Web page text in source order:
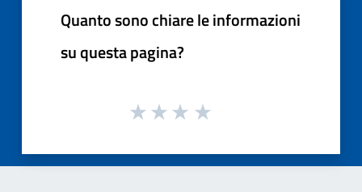
Quanto sono chiare le informazioni
su questa pagina?